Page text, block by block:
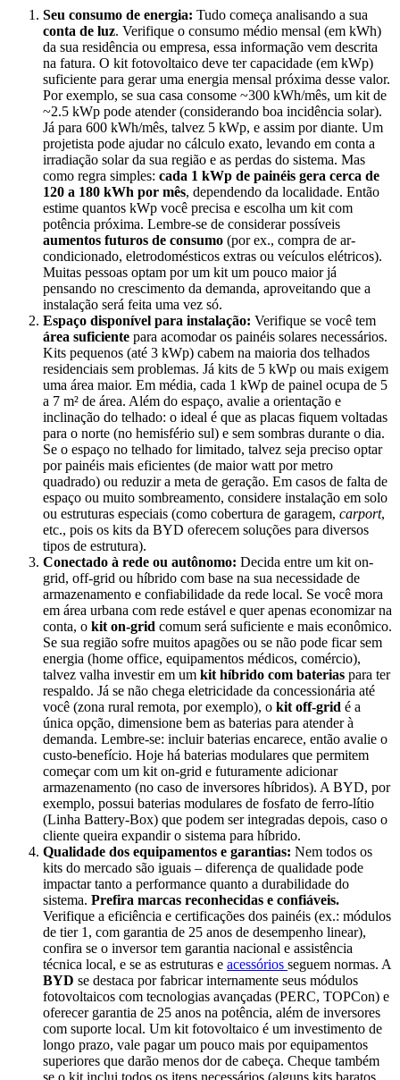
Seu consumo de energia: Tudo começa analisando a sua
conta de luz. Verifique o consumo médio mensal (em kWh)
da sua residência ou empresa, essa informação vem descrita
na fatura. O kit fotovoltaico deve ter capacidade (em kWp)
suficiente para gerar uma energia mensal próxima desse valor.
Por exemplo, se sua casa consome ~300 kWh/mês, um kit de
~2.5 kWp pode atender (considerando boa incidência solar).
Já para 600 kWh/mês, talvez 5 kWp, e assim por diante. Um
projetista pode ajudar no cálculo exato, levando em conta a
irradiação solar da sua região e as perdas do sistema. Mas
como regra simples: cada 1 kWp de painéis gera cerca de
120 a 180 kWh por mês, dependendo da localidade. Então
estime quantos kWp você precisa e escolha um kit com
potência próxima. Lembre-se de considerar possíveis
aumentos futuros de consumo (por ex., compra de ar-
condicionado, eletrodomésticos extras ou veículos elétricos).
Muitas pessoas optam por um kit um pouco maior já
pensando no crescimento da demanda, aproveitando que a
instalação será feita uma vez só.
Espaço disponível para instalação: Verifique se você tem
área suficiente para acomodar os painéis solares necessários.
Kits pequenos (até 3 kWp) cabem na maioria dos telhados
residenciais sem problemas. Já kits de 5 kWp ou mais exigem
uma área maior. Em média, cada 1 kWp de painel ocupa de 5
a 7 m² de área. Além do espaço, avalie a orientação e
inclinação do telhado: o ideal é que as placas fiquem voltadas
para o norte (no hemisfério sul) e sem sombras durante o dia.
Se o espaço no telhado for limitado, talvez seja preciso optar
por painéis mais eficientes (de maior watt por metro
quadrado) ou reduzir a meta de geração. Em casos de falta de
espaço ou muito sombreamento, considere instalação em solo
ou estruturas especiais (como cobertura de garagem, carport,
etc., pois os kits da BYD oferecem soluções para diversos
tipos de estrutura).
Conectado à rede ou autônomo: Decida entre um kit on-
grid, off-grid ou híbrido com base na sua necessidade de
armazenamento e confiabilidade da rede local. Se você mora
em área urbana com rede estável e quer apenas economizar na
conta, o kit on-grid comum será suficiente e mais econômico.
Se sua região sofre muitos apagões ou se não pode ficar sem
energia (home office, equipamentos médicos, comércio),
talvez valha investir em um kit híbrido com baterias para ter
respaldo. Já se não chega eletricidade da concessionária até
você (zona rural remota, por exemplo), o kit off-grid é a
única opção, dimensione bem as baterias para atender à
demanda. Lembre-se: incluir baterias encarece, então avalie o
custo-benefício. Hoje há baterias modulares que permitem
começar com um kit on-grid e futuramente adicionar
armazenamento (no caso de inversores híbridos). A BYD, por
exemplo, possui baterias modulares de fosfato de ferro-lítio
(Linha Battery-Box) que podem ser integradas depois, caso o
cliente queira expandir o sistema para híbrido.
Qualidade dos equipamentos e garantias: Nem todos os
kits do mercado são iguais – diferença de qualidade pode
impactar tanto a performance quanto a durabilidade do
sistema. Prefira marcas reconhecidas e confiáveis.
Verifique a eficiência e certificações dos painéis (ex.: módulos
de tier 1, com garantia de 25 anos de desempenho linear),
confira se o inversor tem garantia nacional e assistência
técnica local, e se as estruturas e acessórios seguem normas. A
BYD se destaca por fabricar internamente seus módulos
fotovoltaicos com tecnologias avançadas (PERC, TOPCon) e
oferecer garantia de 25 anos na potência, além de inversores
com suporte local. Um kit fotovoltaico é um investimento de
longo prazo, vale pagar um pouco mais por equipamentos
superiores que darão menos dor de cabeça. Cheque também